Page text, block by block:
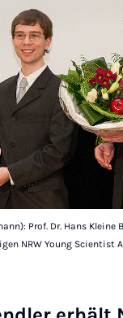
Prof. Dr. Hans
NRW Young Scientist